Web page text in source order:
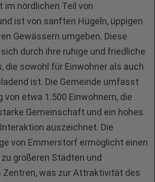
im nördlichen Teil von
ist von sanften Hügeln, üppigen
Gewässern umgeben. Diese
durch ihre ruhige und friedliche
die sowohl für Einwohner als auch
ist. Die Gemeinde umfasst
von etwa 1.500 Einwohnern, die
Gemeinschaft und ein hohes
auszeichnet. Die
von Emmerstorf ermöglicht einen
größeren Städten und
was zur Attraktivität des